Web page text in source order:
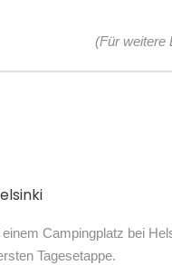
(Für weitere
Campingplatz bei
Tagesetappe.